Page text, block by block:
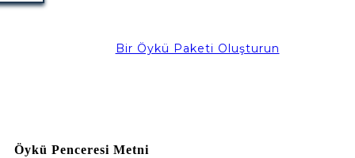
Bir Öykü Paketi Oluşturun
Öykü Penceresi Metni